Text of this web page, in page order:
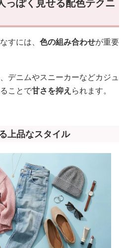
っぽく見せる配色テクニ
すには、 色の組み合わせが重要
デニムやスニーカーなどカジュ
ことで甘さを抑え られます。
上品なスタイル